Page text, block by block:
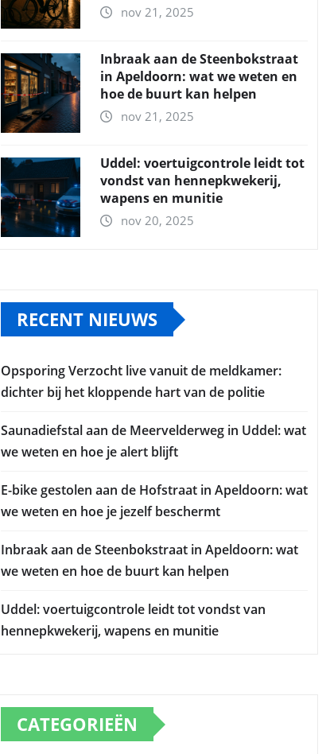
nov 21, 2025
Inbraak aan de Steenbokstraat
in Apeldoorn: wat we weten en
hoe de buurt kan helpen
nov 21, 2025
Uddel: voertuigcontrole leidt tot
vondst van hennepkwekerij,
wapens en munitie
nov 20, 2025
RECENT NIEUWS
Opsporing Verzocht live vanuit de meldkamer:
dichter bij het kloppende hart van de politie
Saunadiefstal aan de Meervelderweg in Uddel: wat
we weten en hoe je alert blijft
E-bike gestolen aan de Hofstraat in Apeldoorn: wat
we weten en hoe je jezelf beschermt
Inbraak aan de Steenbokstraat in Apeldoorn: wat
we weten en hoe de buurt kan helpen
Uddel: voertuigcontrole leidt tot vondst van
hennepkwekerij, wapens en munitie
CATEGORIEËN